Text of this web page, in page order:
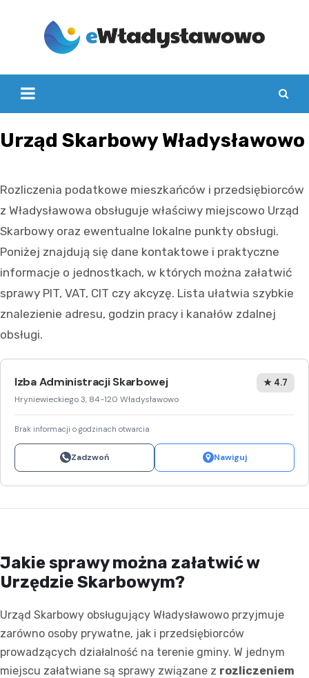
Urząd Skarbowy Władysławowo
Rozliczenia podatkowe mieszkańców i przedsiębiorców
z Władysławowa obsługuje właściwy miejscowo Urząd
Skarbowy oraz ewentualne lokalne punkty obsługi.
Poniżej znajdują się dane kontaktowe i praktyczne
informacje o jednostkach, w których można załatwić
sprawy PIT, VAT, CIT czy akcyzę. Lista ułatwia szybkie
znalezienie adresu, godzin pracy i kanałów zdalnej
obsługi.
Izba Administracji Skarbowej
Hryniewieckiego 3, 84-120 Władysławowo
★ 4.7
Brak informacji o godzinach otwarcia
Zadzwoń Nawiguj
Jakie sprawy można załatwić w
Urzędzie Skarbowym?
Urząd Skarbowy obsługujący Władysławowo przyjmuje
zarówno osoby prywatne, jak i przedsiębiorców
prowadzących działalność na terenie gminy. W jednym
miejscu załatwiane są sprawy związane z rozliczeniem